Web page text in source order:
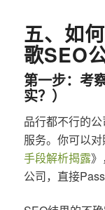
五、如
歌SEO
第一步：考
实？）
品行都不行的
服务。你可以
手段解析揭露》
公司，直接